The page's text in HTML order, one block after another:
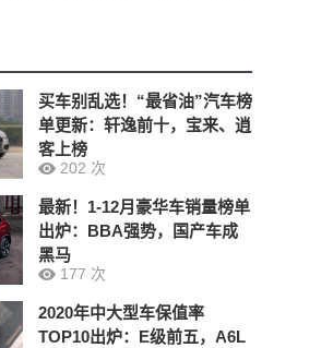
买车别乱选！“最省油”汽车榜
单更新：轩逸前十，宝来、逍
客上榜
202 次
最新！1-12月豪华车销量榜单
出炉：BBA强势，国产车成
黑马
177 次
2020年中大型车保值率
TOP10出炉：E级前五，A6L